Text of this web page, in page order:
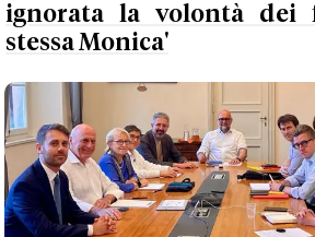
ignorata la volontà dei
stessa Monica'